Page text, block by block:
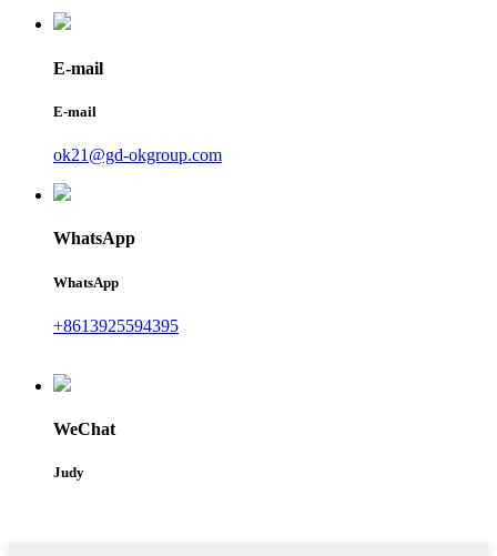
E-mail
E-mail
ok21@gd-okgroup.com
WhatsApp
WhatsApp
+8613925594395
WeChat
Judy